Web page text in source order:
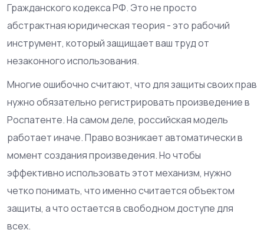
Гражданского кодекса РФ. Это не просто
абстрактная юридическая теория - это рабочий
инструмент, который защищает ваш труд от
незаконного использования.
Многие ошибочно считают, что для защиты своих прав
нужно обязательно регистрировать произведение в
Роспатенте. На самом деле, российская модель
работает иначе. Право возникает автоматически в
момент создания произведения. Но чтобы
эффективно использовать этот механизм, нужно
четко понимать, что именно считается объектом
защиты, а что остается в свободном доступе для
всех.